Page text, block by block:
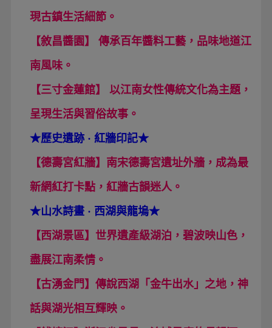
現古鎮生活細節。
【敘昌醬園】 傳承百年醬料工藝，品味地道江
南風味。
【三寸金蓮館】 以江南女性傳統文化為主題，
呈現生活與習俗故事。
★歷史遺跡 · 紅牆印記★
【德壽宮紅牆】南宋德壽宮遺址外牆，成為最
新網紅打卡點，紅牆古韻迷人。
★山水詩畫 · 西湖與龍塢★
【西湖景區】世界遺產級湖泊，碧波映山色，
盡展江南柔情。
【古湧金門】傳說西湖「金牛出水」之地，神
話與湖光相互輝映。